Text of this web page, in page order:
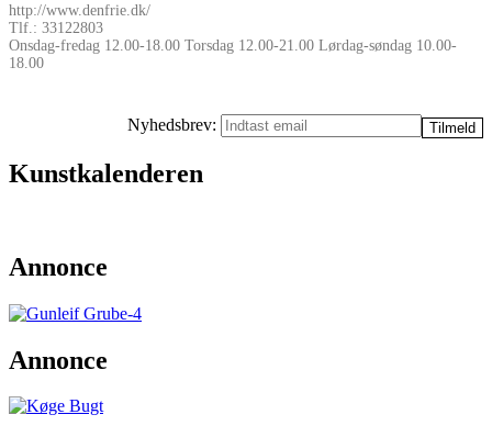
http://www.denfrie.dk/
Tlf.: 33122803
Onsdag-fredag 12.00-18.00 Torsdag 12.00-21.00 Lørdag-søndag 10.00-
18.00
Nyhedsbrev:
Kunstkalenderen
Annonce
Annonce